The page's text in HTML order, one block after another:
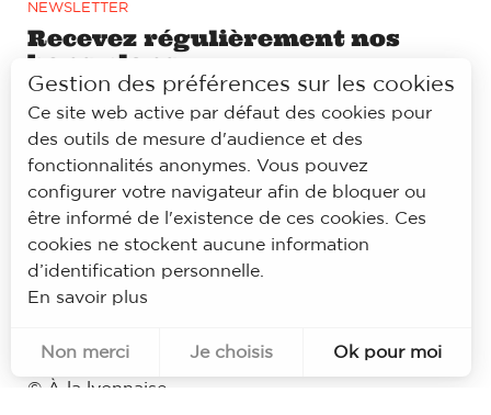
NEWSLETTER
Recevez régulièrement nos
bons plans
S'ABONNER
RÉSEAUX SOCIAUX
Prolongez l’expérience à la
lyonnaise sur notre page
Facebook et Instagram
© À la lyonnaise
Gestion des préférences sur les cookies
Ce site web active par défaut des cookies pour
des outils de mesure d'audience et des
fonctionnalités anonymes. Vous pouvez
configurer votre navigateur afin de bloquer ou
être informé de l'existence de ces cookies. Ces
cookies ne stockent aucune information
d’identification personnelle.
En savoir plus
Non merci Je choisis Ok pour moi